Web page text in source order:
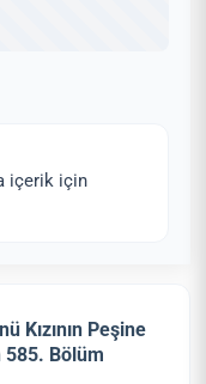
içerik için
Kızının Peşine
585. Bölüm